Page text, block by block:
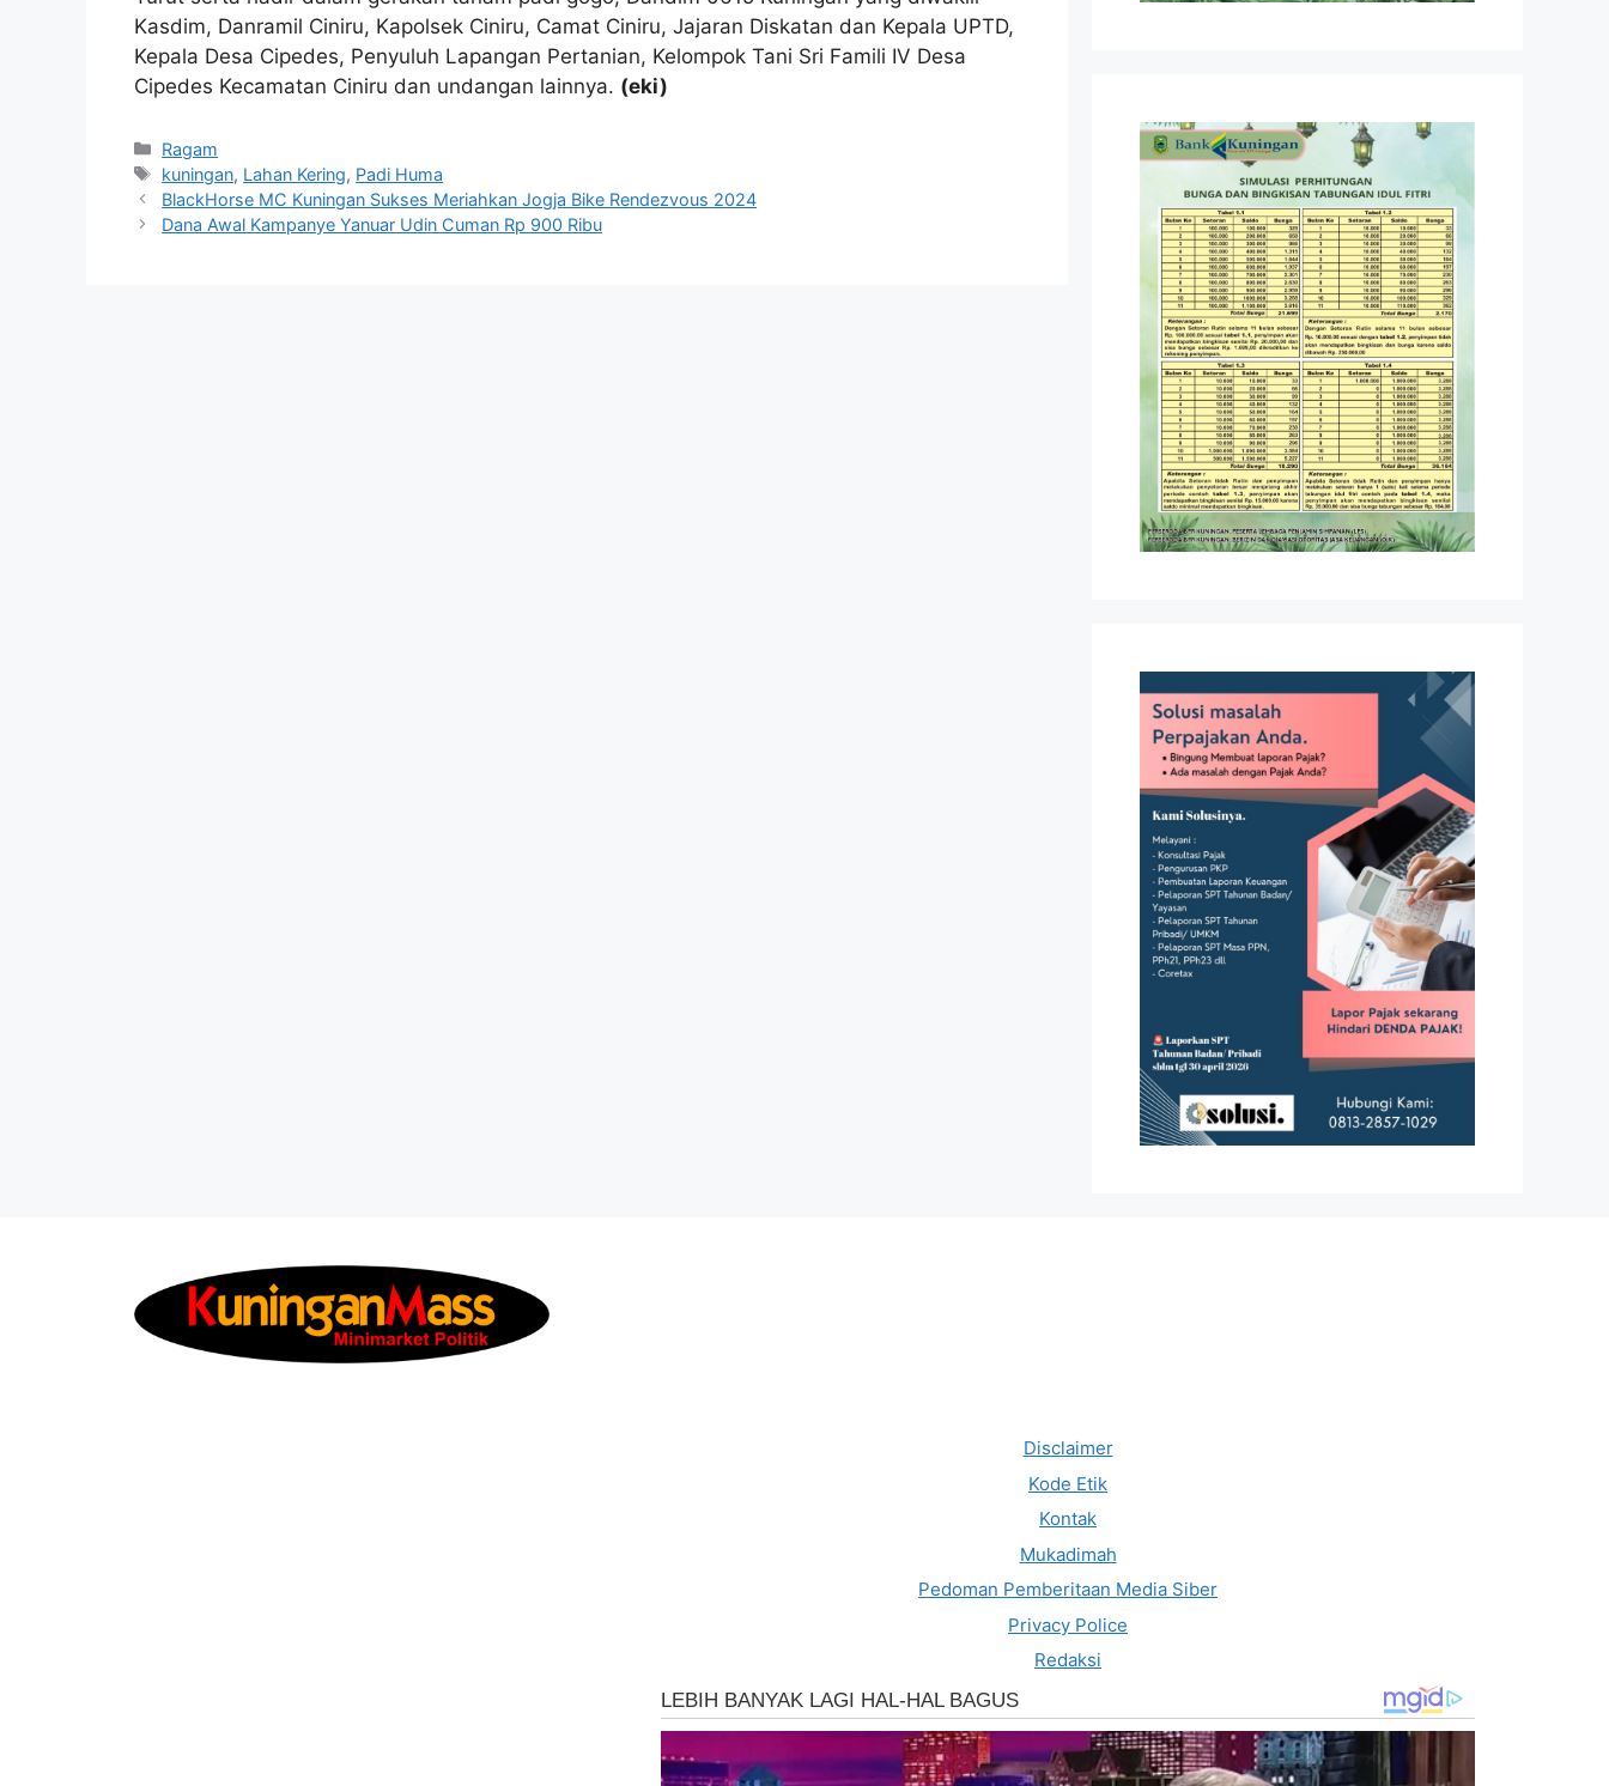
Kasdim, Danramil Ciniru, Kapolsek Ciniru, Camat Ciniru, Jajaran Diskatan dan Kepala UPTD,
Kepala Desa Cipedes, Penyuluh Lapangan Pertanian, Kelompok Tani Sri Famili IV Desa
Cipedes Kecamatan Ciniru dan undangan lainnya. (eki)
Kategori
Ragam
Tag
kuningan, Lahan Kering, Padi Huma
BlackHorse MC Kuningan Sukses Meriahkan Jogja Bike Rendezvous 2024
Dana Awal Kampanye Yanuar Udin Cuman Rp 900 Ribu
Disclaimer
Kode Etik
Kontak
Mukadimah
Pedoman Pemberitaan Media Siber
Privacy Police
Redaksi